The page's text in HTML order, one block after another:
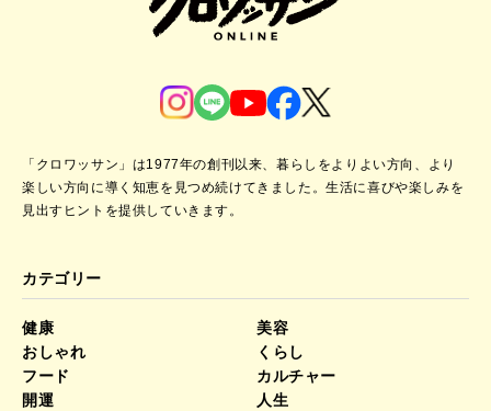
「クロワッサン」は1977年の創刊以来、暮らしをよりよい方向、より
楽しい方向に導く知恵を見つめ続けてきました。生活に喜びや楽しみを
見出すヒントを提供していきます。
カテゴリー
健康
美容
おしゃれ
くらし
フード
カルチャー
開運
人生